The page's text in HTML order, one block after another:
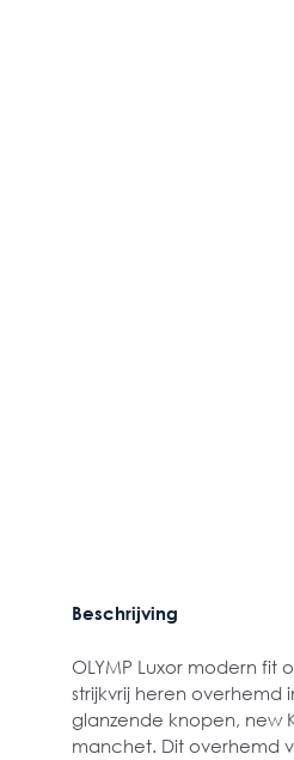
Beschrijving
OLYMP Luxor modern
strijkvrij heren overhemd
glanzende knopen, new
manchet. Dit overhemd